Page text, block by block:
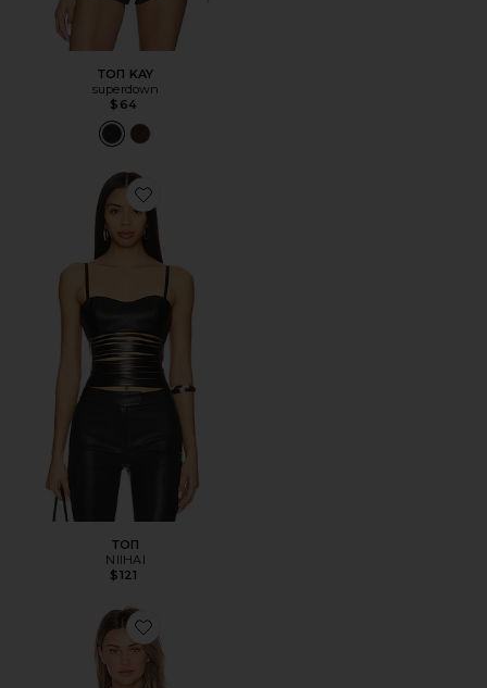
ТОП KAY
superdown
$64
Favorite ТОП
ТОП
NIIHAI
$121
Favorite ЗАМШЕВАЯ КОСУХА